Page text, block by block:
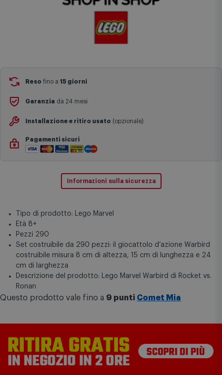
Reso fino a 15 giorni
Garanzia da 24 mesi
Installazione e ritiro usato (opzionale)
Pagamenti sicuri
Informazioni sulla sicurezza
Tipo di prodotto: Lego Marvel
Età 8+
Pezzi 290
Set costruibile da 290 pezzi: il giocattolo d’azione Warbird
costruibile misura 8 cm di altezza, 15 cm di lunghezza e 24
cm di larghezza
Descrizione del prodotto: Lego Marvel Warbird di Rocket vs.
Ronan
Questo prodotto vale fino a 9 punti Comet Mia